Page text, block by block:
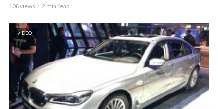
108 views 2 min read
VIDEO